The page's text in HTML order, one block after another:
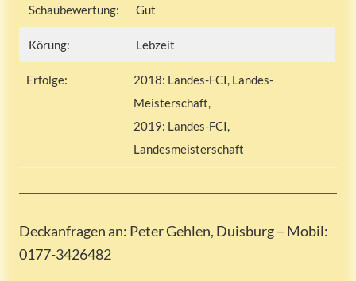
Schaubewertung: Gut
Körung: Lebzeit
Erfolge:
2018: Landes-FCI, Landes-
Meisterschaft,
2019: Landes-FCI,
Landesmeisterschaft
Deckanfragen an: Peter Gehlen, Duisburg – Mobil:
0177-3426482